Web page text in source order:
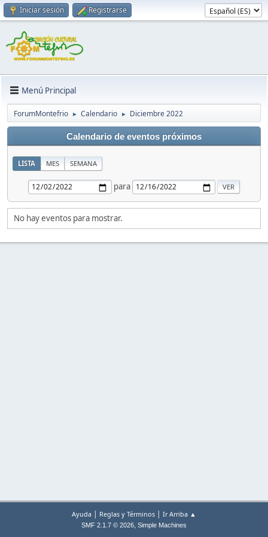
Iniciar sesión Registrarse
Menú Principal
ForumMontefrio ► Calendario ► Diciembre 2022
Calendario de eventos próximos
LISTA MES SEMANA
para
No hay eventos para mostrar.
Ayuda | Reglas y Términos | Ir Arriba ▲
SMF 2.1.7 © 2026, Simple Machines